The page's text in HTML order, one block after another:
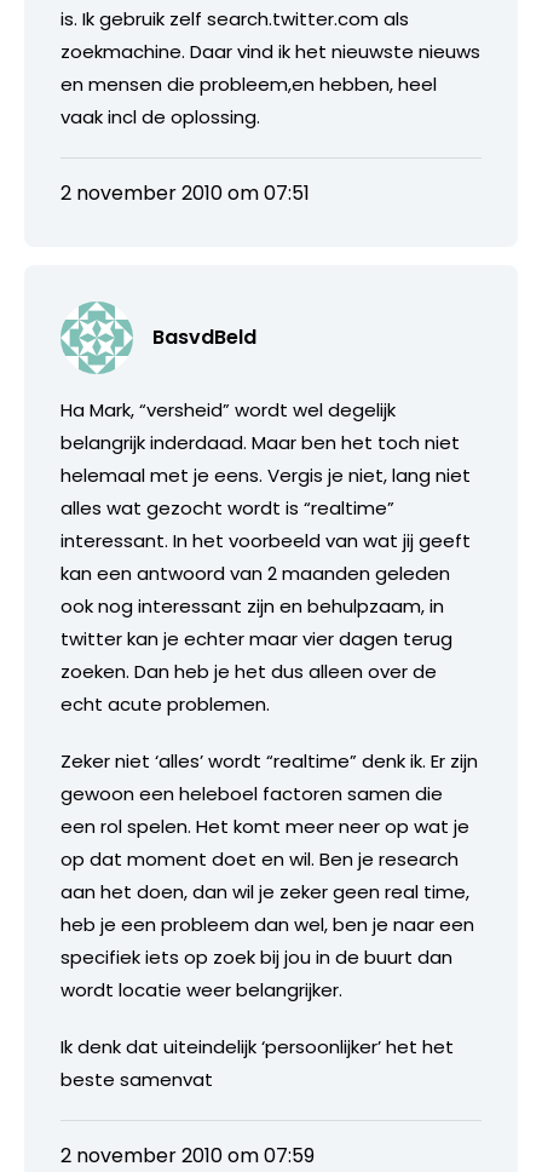
is. Ik gebruik zelf search.twitter.com als
zoekmachine. Daar vind ik het nieuwste nieuws
en mensen die probleem,en hebben, heel
vaak incl de oplossing.
2 november 2010 om 07:51
BasvdBeld
Ha Mark, “versheid” wordt wel degelijk
belangrijk inderdaad. Maar ben het toch niet
helemaal met je eens. Vergis je niet, lang niet
alles wat gezocht wordt is “realtime”
interessant. In het voorbeeld van wat jij geeft
kan een antwoord van 2 maanden geleden
ook nog interessant zijn en behulpzaam, in
twitter kan je echter maar vier dagen terug
zoeken. Dan heb je het dus alleen over de
echt acute problemen.
Zeker niet ‘alles’ wordt “realtime” denk ik. Er zijn
gewoon een heleboel factoren samen die
een rol spelen. Het komt meer neer op wat je
op dat moment doet en wil. Ben je research
aan het doen, dan wil je zeker geen real time,
heb je een probleem dan wel, ben je naar een
specifiek iets op zoek bij jou in de buurt dan
wordt locatie weer belangrijker.
Ik denk dat uiteindelijk ‘persoonlijker’ het het
beste samenvat
2 november 2010 om 07:59